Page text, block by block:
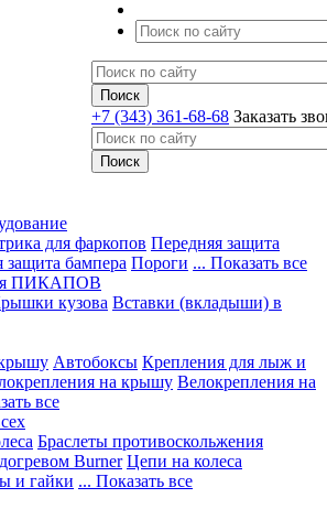
+7 (343) 361-68-68 Заказать
для фаркопов Передняя защита
защита бампера Пороги ... Показать все
ПИКАПОВ
кузова Вставки (вкладыши) в
Автобоксы Крепления для лыж и
на крышу Велокрепления на
все
Браслеты противоскольжения
Burner Цепи на колеса
и гайки ... Показать все